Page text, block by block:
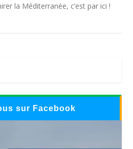
la Méditerranée, c’est par ici !
sur Facebook